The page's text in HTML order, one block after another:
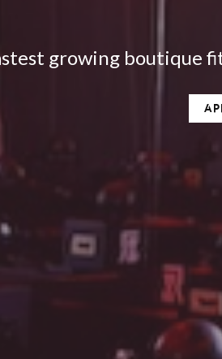
growing boutique